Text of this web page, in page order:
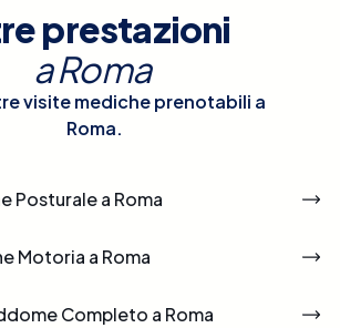
prestazioni
aRoma
visite mediche prenotabili a
Roma.
Posturale a Roma
Motoria a Roma
Completo a Roma